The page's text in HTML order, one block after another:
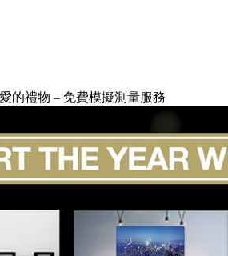
的禮物 – 免費模擬測量服務